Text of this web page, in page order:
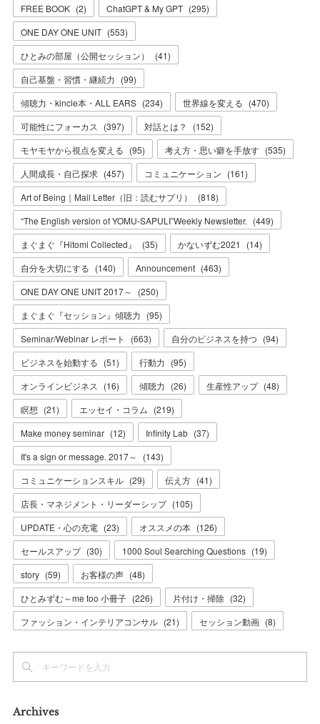
FREE BOOK (2) ChatGPT & My GPT (295)
ONE DAY ONE UNIT (553)
ひとみの部屋（公開セッション）
(41)
自己基盤・習慣・継続力 (99)
傾聴力・kincle本・ALL EARS (234) 世界線を変える (470)
可能性にフォーカス
(397) 対話とは？ (152)
モヤモヤから視点を変える (95) 考え方・思い癖を手放す (535)
人間成長・自己探求 (457) コミュニケーション (161)
Art of Being｜Mail Letter（旧：読むサプリ）
(818)
“The English version of YOMU-SAPULI”Weekly Newsletter. (449)
まぐまぐ『Hitomi Collected』
(35) かないずむ2021 (14)
自分を大切にする (140) Announcement (463)
ONE DAY ONE UNIT 2017～
(250)
まぐまぐ『セッション』傾聴力 (95)
Seminar/Webinar レポート
(663) 自分のビジネスを持つ (94)
ビジネスを始動する (51) 行動力 (95)
オンラインビジネス
(16) 傾聴力 (26) 生産性アップ (48)
瞑想 (21) エッセイ・コラム (219)
Make money seminar (12) Infinity Lab (37)
It's a sign or message. 2017～
(143)
コミュニケーションスキル (29) 伝え方 (41)
店長・マネジメント・リーダーシップ (105)
UPDATE・心の充電 (23) オススメの本 (126)
セールスアップ (30) 1000 Soul Searching Questions (19)
story (59) お客様の声 (48)
ひとみずむ～me too 小冊子 (226) 片付け・掃除 (32)
ファッション・インテリアコンサル (21) セッション動画 (8)
Archives